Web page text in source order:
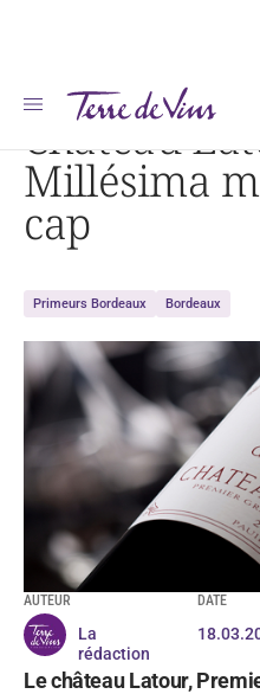
Accueil Château Latour : Millésima
Château
Millésima
cap
Primeurs Bordeaux Bordeaux
AUTEUR
La
rédaction
DATE
Le château Latour,